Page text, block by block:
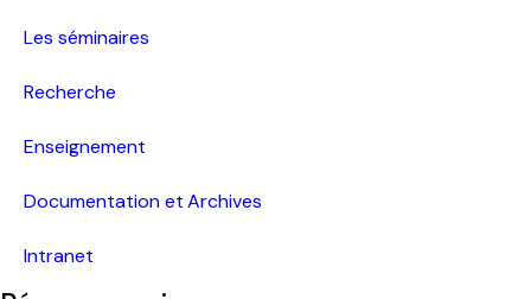
Les séminaires
Recherche
Enseignement
Documentation et Archives
Intranet